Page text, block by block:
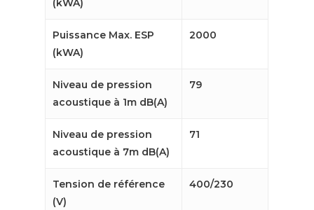
Puissance Max. ESP
(kWA)
2000
Niveau de pression
acoustique à 1m dB(A)
79
Niveau de pression
acoustique à 7m dB(A)
71
Tension de référence
(V)
400/230